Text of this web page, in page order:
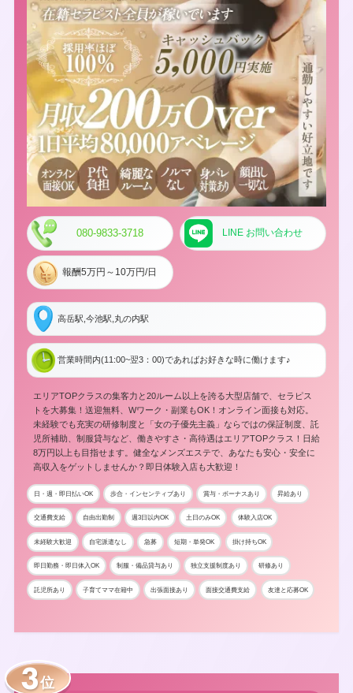
080-9833-3718 LINE お問い合わせ
報酬5万円～10万円/日
高岳駅,今池駅,丸の内駅
営業時間内(11:00~翌3：00)であればお好きな時に働けます♪
エリアTOPクラスの集客力と20ルーム以上を誇る大型店舗で、セラピス
トを大募集！送迎無料、Wワーク・副業もOK！オンライン面接も対応。
未経験でも充実の研修制度と「女の子優先主義」ならではの保証制度、託
児所補助、制服貸与など、働きやすさ・高待遇はエリアTOPクラス！日給
8万円以上も目指せます。健全なメンズエステで、あなたも安心・安全に
高収入をゲットしませんか？即日体験入店も大歓迎！
日・週・即日払いOK 歩合・インセンティブあり 賞与・ボーナスあり 昇給あり
交通費支給 自由出勤制 週3日以内OK 土日のみOK 体験入店OK
未経験大歓迎 自宅派遣なし 急募 短期・単発OK 掛け持ちOK
即日勤務・即日体入OK 制服・備品貸与あり 独立支援制度あり 研修あり
託児所あり 子育てママ在籍中 出張面接あり 面接交通費支給 友達と応募OK
位